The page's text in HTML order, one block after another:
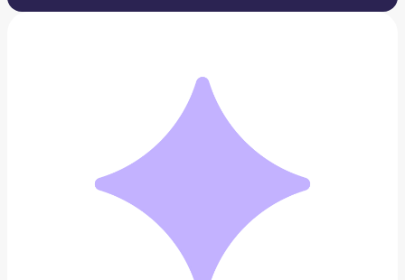
Добавить в вишлист